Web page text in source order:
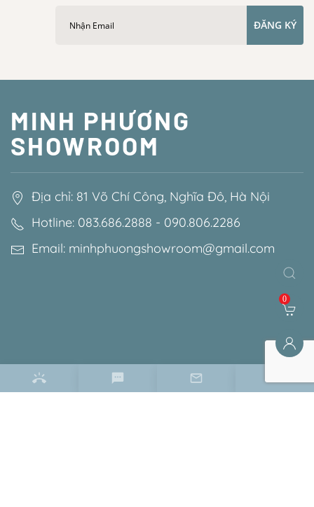
ĐĂNG KÝ
MINH PHƯƠNG
SHOWROOM
Địa chỉ: 81 Võ Chí Công, Nghĩa Đô, Hà Nội
Hotline: 083.686.2888 - 090.806.2286
Email: minhphuongshowroom@gmail.com
0